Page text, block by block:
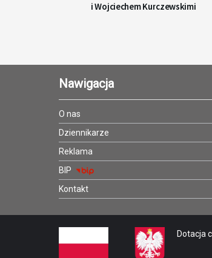
i Wojciechem Kurczewskimi
Nawigacja
O nas
Dziennikarze
Reklama
BIP
Kontakt
Dotacja